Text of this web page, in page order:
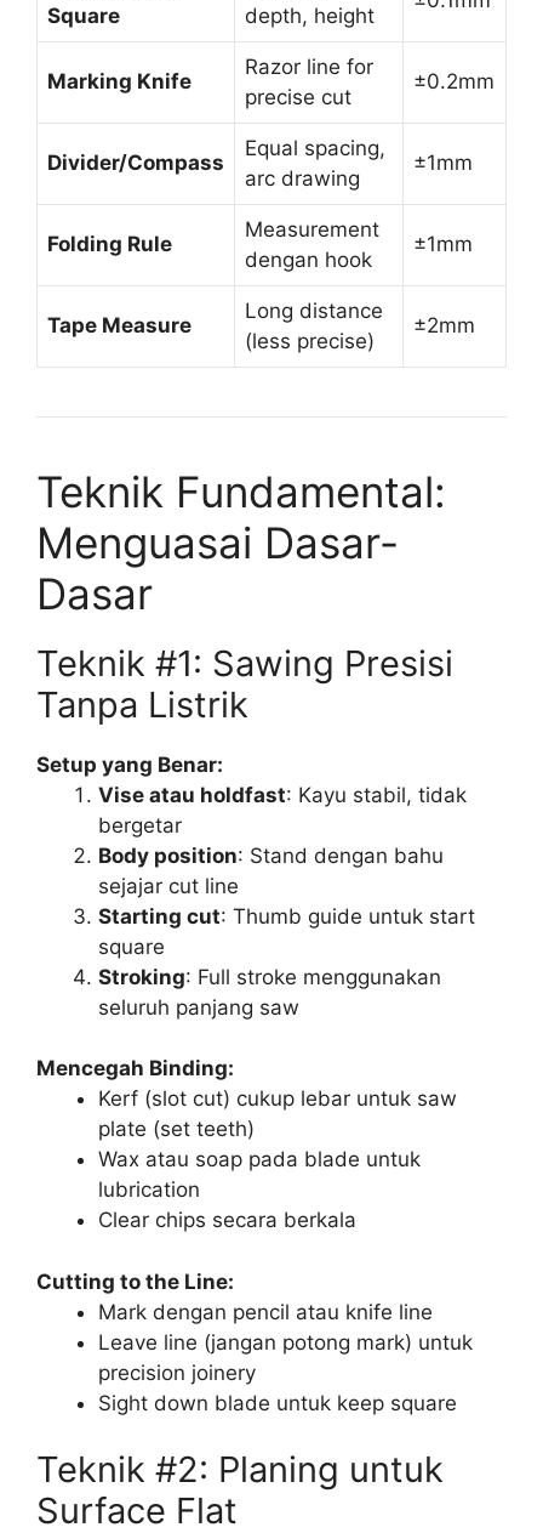
Square
depth, height
Marking Knife
Razor line for
precise cut
±0.2mm
Divider/Compass
Equal spacing,
arc drawing
±1mm
Folding Rule
Measurement
dengan hook
±1mm
Tape Measure
Long distance
(less precise)
±2mm
Teknik Fundamental:
Menguasai Dasar-
Dasar
Teknik #1: Sawing Presisi
Tanpa Listrik
Setup yang Benar:
Vise atau holdfast: Kayu stabil, tidak
bergetar
Body position: Stand dengan bahu
sejajar cut line
Starting cut: Thumb guide untuk start
square
Stroking: Full stroke menggunakan
seluruh panjang saw
Mencegah Binding:
Kerf (slot cut) cukup lebar untuk saw
plate (set teeth)
Wax atau soap pada blade untuk
lubrication
Clear chips secara berkala
Cutting to the Line:
Mark dengan pencil atau knife line
Leave line (jangan potong mark) untuk
precision joinery
Sight down blade untuk keep square
Teknik #2: Planing untuk
Surface Flat